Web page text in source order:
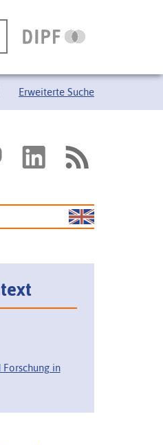
Erweiterte Suche
Forschung in